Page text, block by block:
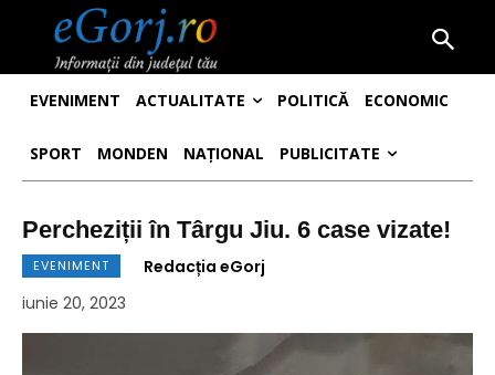
EVENIMENT ACTUALITATE POLITICĂ ECONOMIC
SPORT MONDEN NAȚIONAL PUBLICITATE
Percheziții în Târgu Jiu. 6 case vizate!
EVENIMENT
Redacția eGorj
iunie 20, 2023